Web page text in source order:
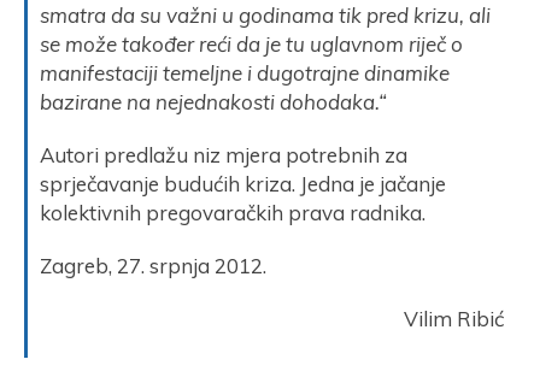
smatra da su važni u godinama tik pred krizu, ali
se može također reći da je tu uglavnom riječ o
manifestaciji temeljne i dugotrajne dinamike
bazirane na nejednakosti dohodaka.“
Autori predlažu niz mjera potrebnih za
sprječavanje budućih kriza. Jedna je jačanje
kolektivnih pregovaračkih prava radnika.
Zagreb, 27. srpnja 2012.
Vilim Ribić